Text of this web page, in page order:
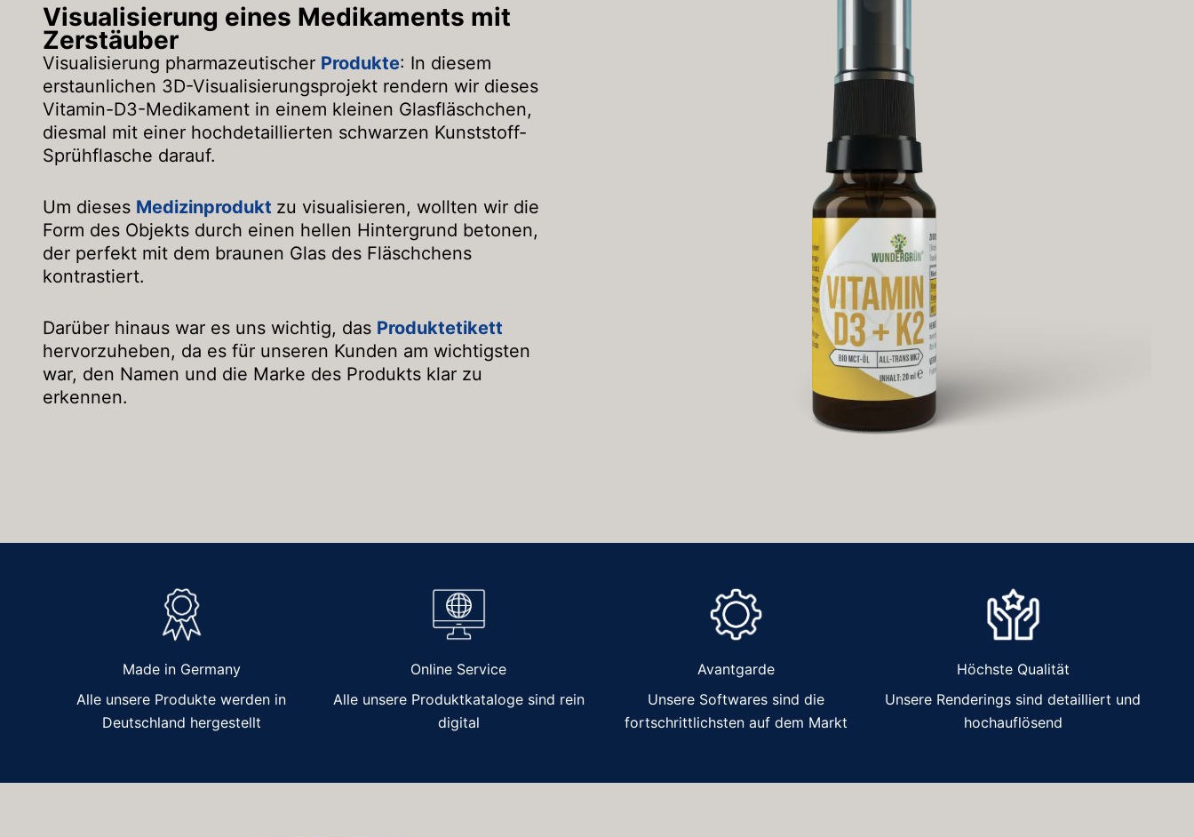
Visualisierung eines Medikaments mit
Zerstäuber
Visualisierung pharmazeutischer Produkte: In diesem
erstaunlichen 3D-Visualisierungsprojekt rendern wir dieses
Vitamin-D3-Medikament in einem kleinen Glasfläschchen,
diesmal mit einer hochdetaillierten schwarzen Kunststoff-
Sprühflasche darauf.
Um dieses Medizinprodukt zu visualisieren, wollten wir die
Form des Objekts durch einen hellen Hintergrund betonen,
der perfekt mit dem braunen Glas des Fläschchens
kontrastiert.
Darüber hinaus war es uns wichtig, das Produktetikett
hervorzuheben, da es für unseren Kunden am wichtigsten
war, den Namen und die Marke des Produkts klar zu
erkennen.
Made in Germany
Alle unsere Produkte werden in
Deutschland hergestellt
Online Service
Alle unsere Produktkataloge sind rein
digital
Avantgarde
Unsere Softwares sind die
fortschrittlichsten auf dem Markt
Höchste Qualität
Unsere Renderings sind detailliert und
hochauflösend